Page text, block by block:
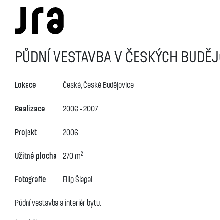
PŮDNÍ VESTAVBA V ČESKÝCH
Lokace Česká, České Budějovice
Realizace 2006 - 2007
Projekt 2006
Užitná plocha 270 m2
Fotografie Filip Šlapal
Půdní vestavba a interiér bytu.